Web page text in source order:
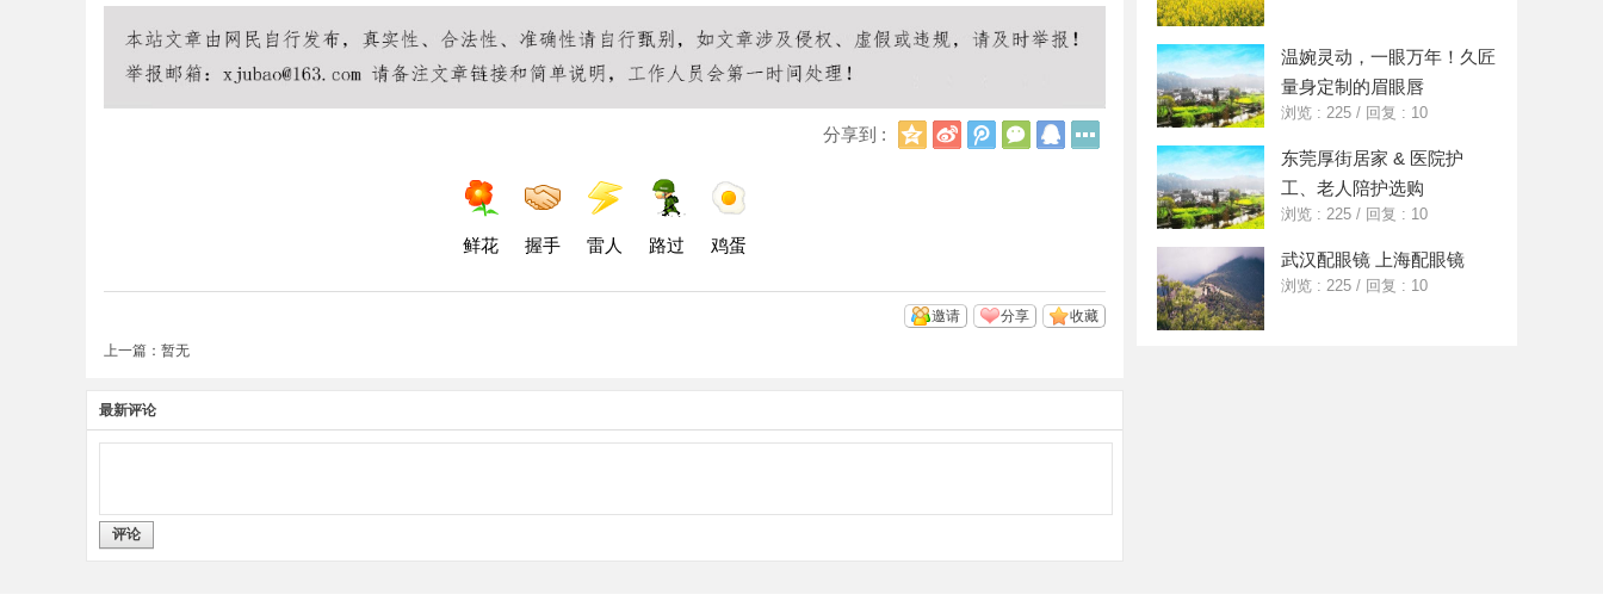
分享到 :
Q
新
浪
腾
讯
微
信
Q
鲜花 握手 雷人 路过 鸡蛋
收藏
分享
邀请
上一篇：暂无
最新评论
评论
温婉灵动，一眼万年！久匠
量身定制的眉眼唇
浏览 : 225 / 回复 : 10
东莞厚街居家 & 医院护
工、老人陪护选购
浏览 : 225 / 回复 : 10
武汉配眼镜 上海配眼镜
浏览 : 225 / 回复 : 10